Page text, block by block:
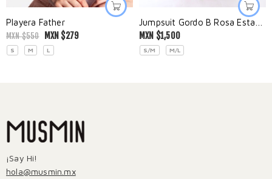
Playera Father
MXN $550 MXN $279
S M L
MXN $1,500
S/M M/L
¡Say Hi!
hola@musmin.mx